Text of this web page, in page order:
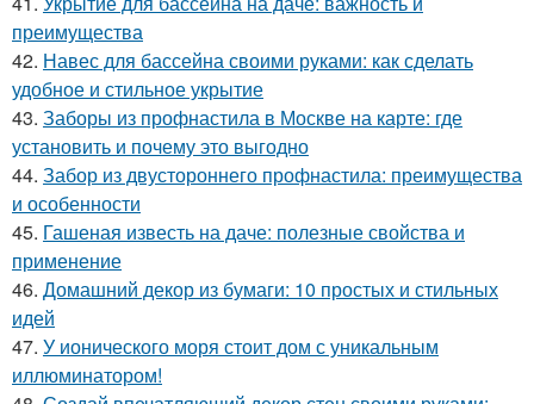
преимущества
42. Навес для бассейна своими руками: как сделать
удобное и стильное укрытие
43. Заборы из профнастила в Москве на карте: где
установить и почему это выгодно
44. Забор из двустороннего профнастила: преимущества
и особенности
45. Гашеная известь на даче: полезные свойства и
применение
46. Домашний декор из бумаги: 10 простых и стильных
идей
47. У ионического моря стоит дом с уникальным
иллюминатором!